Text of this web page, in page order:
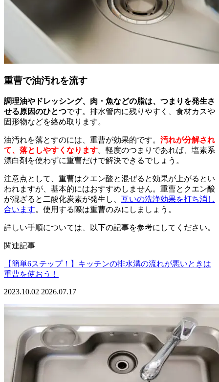
重曹で油汚れを流す
調理油やドレッシング、肉・魚などの脂は、つまりを発生さ
せる原因のひとつです。排水管内に残りやすく、食材カスや
固形物などを絡め取ります。
油汚れを落とすのには、重曹が効果的です。 汚れが分解され
て、落としやすくなります。軽度のつまりであれば、塩素系
漂白剤を使わずに重曹だけで解決できるでしょう。
注意点として、重曹はクエン酸と混ぜると効果が上がるとい
われますが、基本的にはおすすめしません。重曹とクエン酸
が混ざると二酸化炭素が発生し、 互いの洗浄効果を打ち消し
合います。使用する際は重曹のみにしましょう。
詳しい手順については、以下の記事を参考にしてください。
関連記事
【簡単6ステップ！】キッチンの排水溝の流れが悪いときは
重曹を使おう！
2023.10.02 2026.07.17